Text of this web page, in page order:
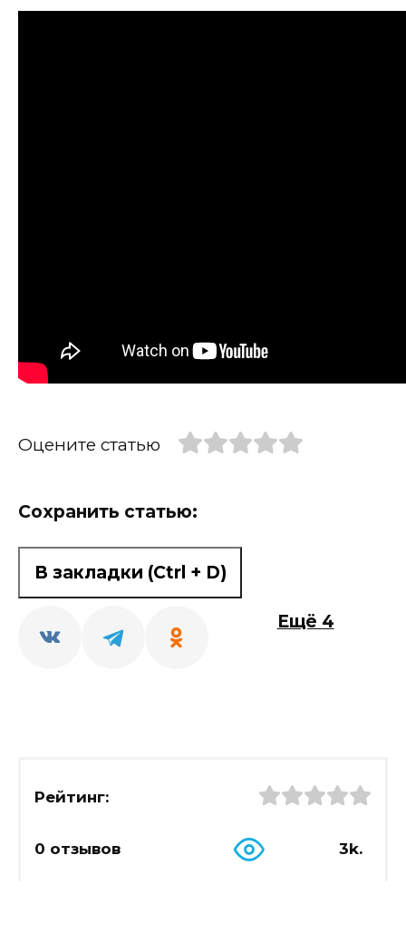
Оцените статью
Сохранить статью:
В закладки (Ctrl + D)
Ещё 4
Рейтинг:
0 отзывов 3k.